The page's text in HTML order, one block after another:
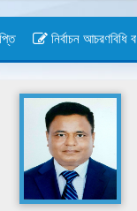
নির্বাচন আচরণবিধি